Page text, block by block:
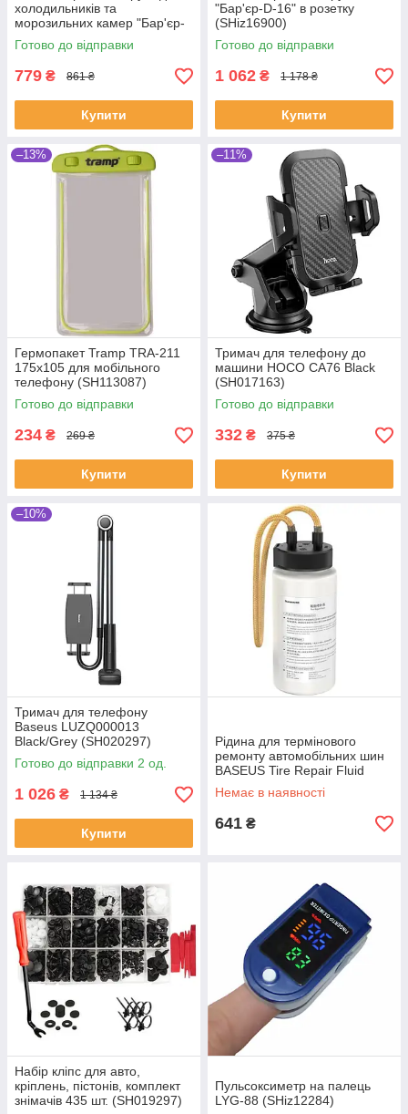
холодильників та
морозильних камер "Бар'єр-
DA-х" (SHiz16902)
Готово до відправки
779 ₴ 861 ₴
Купити
"Бар'єр-D-16" в розетку
(SHiz16900)
Готово до відправки
1 062 ₴ 1 178 ₴
Купити
–13%
Гермопакет Tramp TRA-211
175х105 для мобільного
телефону (SH113087)
Готово до відправки
234 ₴ 269 ₴
Купити
–11%
Тримач для телефону до
машини HOCO CA76 Black
(SH017163)
Готово до відправки
332 ₴ 375 ₴
Купити
–10%
Тримач для телефону
Baseus LUZQ000013
Black/Grey (SH020297)
Готово до відправки 2 од.
1 026 ₴ 1 134 ₴
Купити
Рідина для термінового
ремонту автомобільних шин
BASEUS Tire Repair Fluid
(SH011895)
Немає в наявності
641 ₴
Набір кліпс для авто,
кріплень, пістонів, комплект
знімачів 435 шт. (SH019297)
Пульсоксиметр на палець
LYG-88 (SHiz12284)